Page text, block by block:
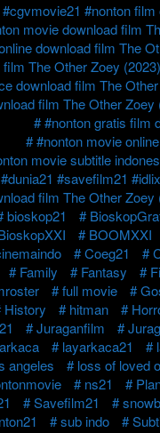
#cgvmovie21 #nonton
movie download film
download film The
The Other Zoey (2023)
download film The
film The Other Zoey
#nonton gratis film
#nonton movie
movie subtitle
#savefilm21 #idlix
film The Other Zoey
bioskop21
BOOMXXI
Coeg21
Family Fantasy
full movie
History hitman
Juraganfilm
layarkaca21
angeles loss of loved
ns21
Savefilm21
sub indo